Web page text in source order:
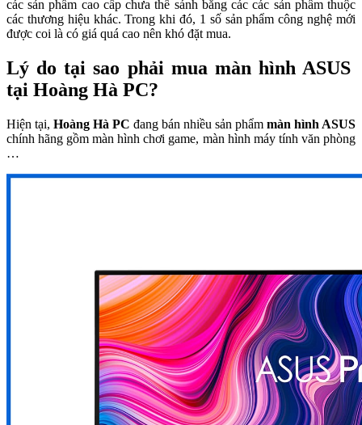
các sản phẩm cao cấp chưa thể sánh bằng các các sản phẩm thuộc
các thương hiệu khác. Trong khi đó, 1 số sản phẩm công nghệ mới
được coi là có giá quá cao nên khó đặt mua.
Lý do tại sao phải mua màn hình ASUS
tại Hoàng Hà PC?
Hiện tại, Hoàng Hà PC đang bán nhiều sản phẩm màn hình ASUS
chính hãng gồm màn hình chơi game, màn hình máy tính văn phòng
…